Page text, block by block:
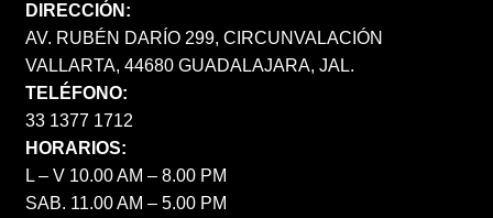
DIRECCIÓN:
AV. RUBÉN DARÍO 299, CIRCUNVALACIÓN
VALLARTA, 44680 GUADALAJARA, JAL.
TELÉFONO:
33 1377 1712
HORARIOS:
L – V 10.00 AM – 8.00 PM
SAB. 11.00 AM – 5.00 PM